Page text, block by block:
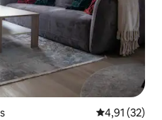
4,91 (32)